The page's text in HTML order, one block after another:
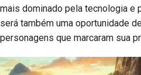
mais dominado pela tecnologia e
será também uma oportunidade
personagens que marcaram sua